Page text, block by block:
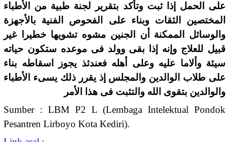
على الحمل إذا ثبت وتأكد بتقرير لجنة طبية من الأطباء
المختصين الثقات وبناء على الفحوص الفنية بالأجهزة
والوسائل الممكنة أن الجنين مشوه تشويها خطيرا غير
قبيل للعلاج وإنه إذا بقى وولد فى موعده ستكون حياته
سيئة وألاما عليه وعلى أهله فعندئذ يجوز اسقاطه بناء
على طلاب الوالدين والمجلس إذ يقرر ذلك يسىء الأطباء
والوالدين بتقوى الله والتثبت فى هذا الأمر
Sumber : LBM P2 L (Lembaga Intelektual Pondok
Pesantren Lirboyo Kota Kediri).